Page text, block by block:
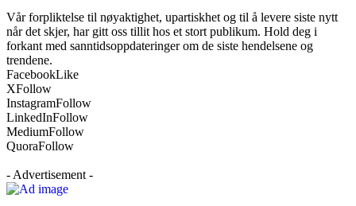
Vår forpliktelse til nøyaktighet, upartiskhet og til å levere siste nytt
når det skjer, har gitt oss tillit hos et stort publikum. Hold deg i
forkant med sanntidsoppdateringer om de siste hendelsene og
trendene.
FacebookLike
XFollow
InstagramFollow
LinkedInFollow
MediumFollow
QuoraFollow
- Advertisement -